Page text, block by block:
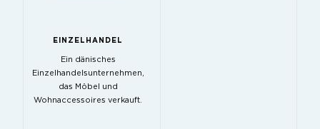
EINZELHANDEL
Ein dänisches
Einzelhandelsunternehmen,
das Möbel und
Wohnaccessoires verkauft.